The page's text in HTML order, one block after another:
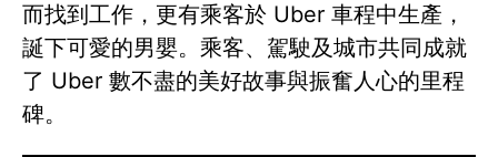
而找到工作，更有乘客於 Uber 車程中生產，
誕下可愛的男嬰。乘客、駕駛及城市共同成就
了 Uber 數不盡的美好故事與振奮人心的里程
碑。